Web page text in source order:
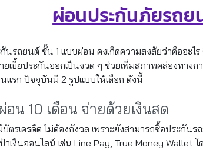
ผ่อนประกันภัยรถย
นรถยนต์ ชั้น 1 แบบผ่อน คงเกิดความสงสัยว่าคืออะ
ยเบี้ยประกันออกเป็นงวด ๆ ช่วยเพิ่มสภาพคล่องทางก
แรก ปัจจุบันมี 2 รูปแบบให้เลือก ดังนี้
น 10 เดือน จ่ายด้วยเงินสด
รเครดิต ไม่ต้องกังวล เพราะยังสามารถซื้อประกัน
ป๋าเงินออนไลน์ เช่น Line Pay, True Money